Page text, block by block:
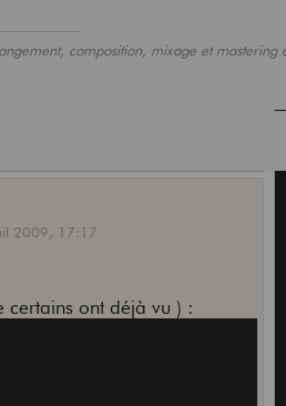
composition, mixage et mastering
2009, 17:17
certains ont déjà vu ) :